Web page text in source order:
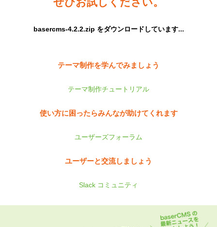
ぜひお試しください。
basercms-4.2.2.zip をダウンロードしています...
テーマ制作を学んでみましょう
テーマ制作チュートリアル
使い方に困ったらみんなが助けてくれます
ユーザーズフォーラム
ユーザーと交流しましょう
Slack コミュニティ